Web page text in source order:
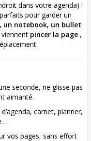
dans votre agenda) !
pour garder un
un notebook, un bullet
pincer la page ,
seconde, ne glisse pas
aimanté.
carnet, planner,
vos pages, sans effort